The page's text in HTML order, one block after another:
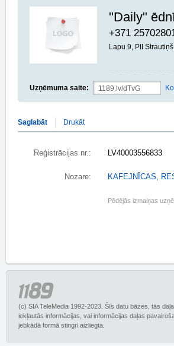
"Daily"
+371
Lapu 9, PII
Uzņēmuma saite:
Saglabāt Drukāt
Reģistrācijas nr.: LV40003556833
Nozare: KAFEJNĪCAS,
Pēdējās izmaiņas
(c) SIA TeleMedia 1992-2023. Šīs datu bāzes, tās
iekļautās informācijas, vai informācijas daļas
jebkādā formā stingri aizliegta.